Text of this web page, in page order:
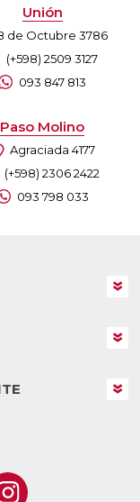
Unión
de Octubre 3786
(+598) 2509 3127
093 847 813
Paso Molino
Agraciada 4177
(+598) 2306 2422
093 798 033